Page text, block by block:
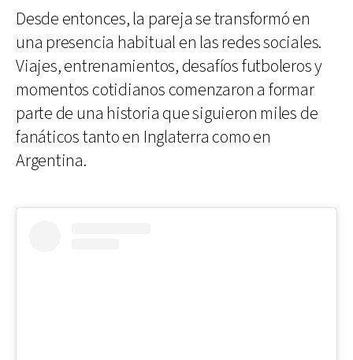
Desde entonces, la pareja se transformó en
una presencia habitual en las redes sociales.
Viajes, entrenamientos, desafíos futboleros y
momentos cotidianos comenzaron a formar
parte de una historia que siguieron miles de
fanáticos tanto en Inglaterra como en
Argentina.